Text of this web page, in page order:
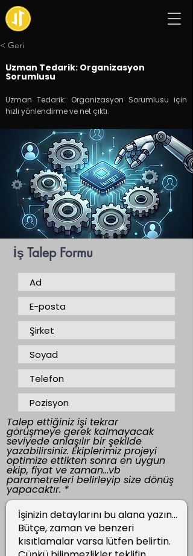
< Geri
Uzman Tedarik: Organizasyon
Sorumlusu
Uzman Tedarik: Organizasyon Sorumlusu için
hızlı yönlendirme ve net çıktı.
İş Talep Formu
Talep ettiğiniz işi tekrar
görüşmeye gerek kalmayacak
seviyede anlaşılır bir şekilde
yazabilirsiniz. Ekiplerimiz projeyi
optimize ettikten sonra en uygun
ekip, fiyat ve zaman...vb
parametreleri belirleyip size dönüş
yapacaktır.